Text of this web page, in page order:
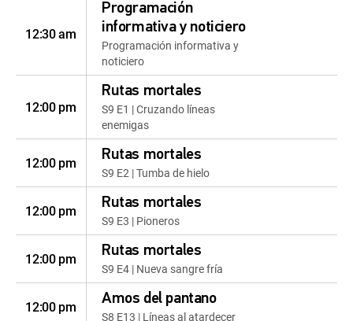
12:30 am
Programación
informativa y noticiero
Programación informativa y
noticiero
12:00 pm
Rutas mortales
S9 E1 | Cruzando líneas
enemigas
12:00 pm Rutas mortales
S9 E2 | Tumba de hielo
12:00 pm Rutas mortales
S9 E3 | Pioneros
12:00 pm Rutas mortales
S9 E4 | Nueva sangre fría
12:00 pm Amos del pantano
S8 E13 | Líneas al atardecer